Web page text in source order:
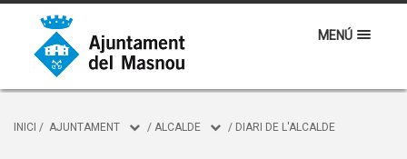
MENÚ
INICI / AJUNTAMENT / ALCALDE / DIARI DE L'ALCALDE